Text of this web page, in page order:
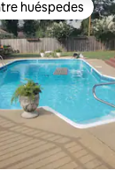
en Favorito entre
huéspedes